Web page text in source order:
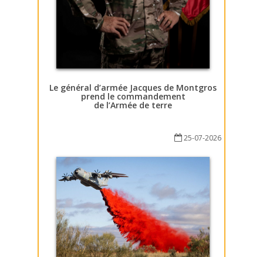
Le général d’armée Jacques de Montgros
prend le commandement
de l’Armée de terre
25-07-2026